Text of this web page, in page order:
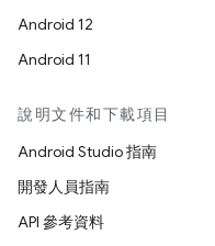
Android 12
Android 11
說明文件和下載項目
Android Studio 指南
開發人員指南
API 參考資料